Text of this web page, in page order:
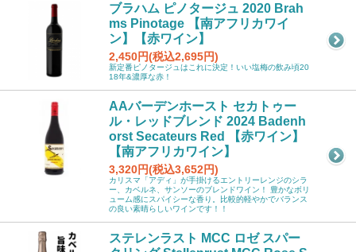
ブラハム ピノタージュ 2020 Brah
ms Pinotage 【南アフリカワイ
ン】【赤ワイン】
2,450円(税込2,695円)
新定番ピノタージュはこれに決定！いい塩梅の飲み頃20
18年&濃厚な赤！
AAバーデンホースト セカトゥー
ル・レッドブレンド 2024 Badenh
orst Secateurs Red 【赤ワイン】
【南アフリカワイン】
3,320円(税込3,652円)
カリスマ「アディ」が手掛けるエントリーレンジのシラ
ー、カベルネ、サンソーのブレンドワイン！ 豊かなボリ
ューム感にスパイシーな香り。比較的軽やかでバランス
の良い素晴らしいワインです！！
ステレンラスト MCC ロゼ スパー